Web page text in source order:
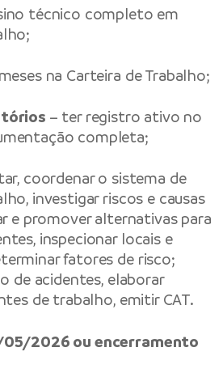
técnico completo em
na Carteira de Trabalho;
– ter registro ativo no
completa;
coordenar o sistema de
investigar riscos e causas
e promover alternativas para
inspecionar locais e
fatores de risco;
de acidentes, elaborar
de trabalho, emitir CAT.
2026 ou encerramento